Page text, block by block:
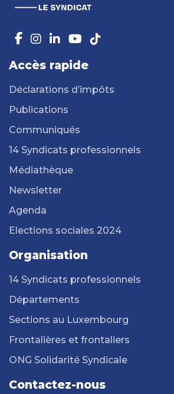
Accès rapide
Déclarations d’impôts
Publications
Communiqués
14 Syndicats professionnels
Médiathèque
Newsletter
Agenda
Elections sociales 2024
Organisation
14 Syndicats professionnels
Départements
Sections au Luxembourg
Frontalières et frontaliers
ONG Solidarité Syndicale
Contactez-nous